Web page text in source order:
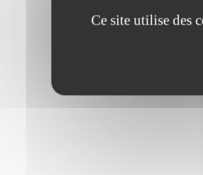
Ce site utilise des